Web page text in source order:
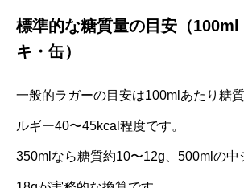
標準的な糖質量の目安（100ml
キ・缶）
一般的ラガーの目安は100mlあたり糖
ルギー40〜45kcal程度です。
350mlなら糖質約10〜12g、500mlの中